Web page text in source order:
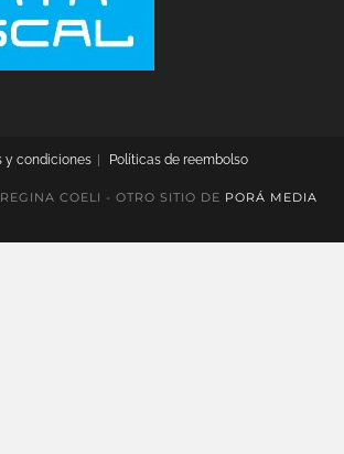
y condiciones Políticas de reembolso
COELI - OTRO SITIO DE PORÁ MEDIA